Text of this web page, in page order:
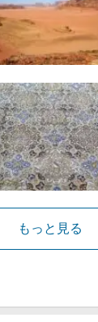
もっと見る